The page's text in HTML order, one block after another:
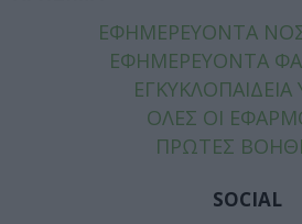
ΕΦΗΜΕΡΕΥΟΝΤΑ
ΕΦΗΜΕΡΕΥΟΝΤΑ
ΕΓΚΥΚΛΟΠΑΙΔΕΙΑ
ΟΛΕΣ ΟΙ
ΠΡΩΤΕΣ
SOCIAL